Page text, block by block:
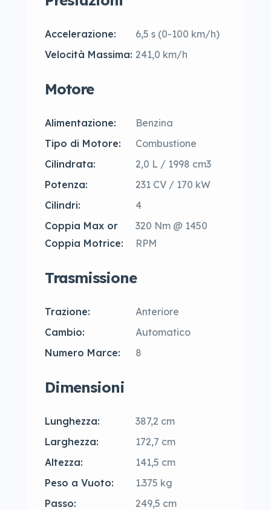
Accelerazione:
6,5 s (0-100 km/h)
Velocità Massima: 241,0 km/h
Motore
Alimentazione:
Benzina
Tipo di Motore:
Combustione
Cilindrata:
2,0 L / 1998 cm3
Potenza:
231 CV / 170 kW
Cilindri:
4
Coppia Max or
Coppia Motrice:
320 Nm @ 1450
RPM
Trasmissione
Trazione:
Anteriore
Cambio:
Automatico
Numero Marce:
8
Dimensioni
Lunghezza:
387,2 cm
Larghezza:
172,7 cm
Altezza:
141,5 cm
Peso a Vuoto:
1.375 kg
Passo:
249,5 cm